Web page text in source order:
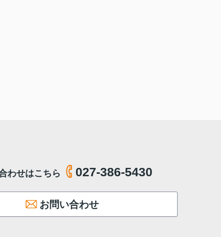
わせはこちら 027-386-5430
お問い合わせ